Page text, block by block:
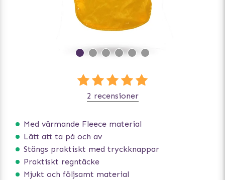
Med värmande Fleece material
Lätt att ta på och av
Stängs praktiskt med tryckknappar
Praktiskt regntäcke
Mjukt och följsamt material
2 recensioner